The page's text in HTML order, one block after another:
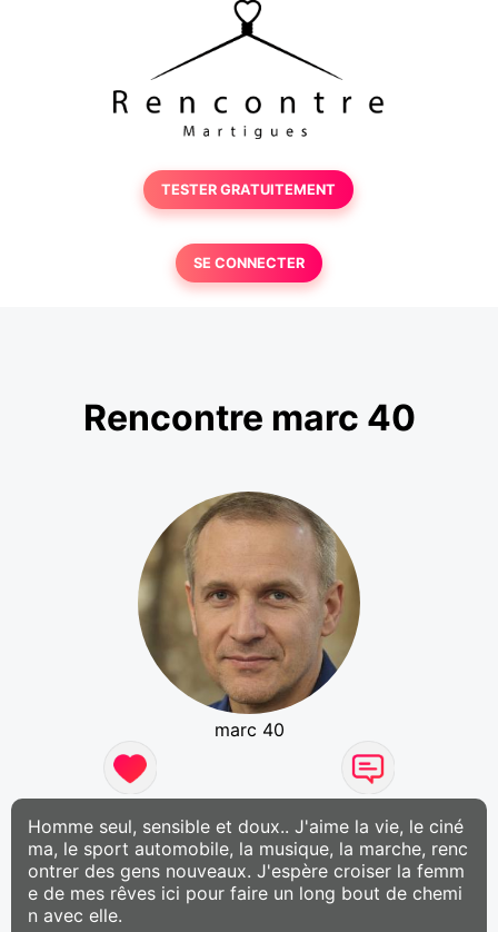
TESTER GRATUITEMENT
SE CONNECTER
Rencontre marc 40
marc 40
Homme seul, sensible et doux.. J'aime la vie, le ciné
ma, le sport automobile, la musique, la marche, renc
ontrer des gens nouveaux. J'espère croiser la femm
e de mes rêves ici pour faire un long bout de chemi
n avec elle.